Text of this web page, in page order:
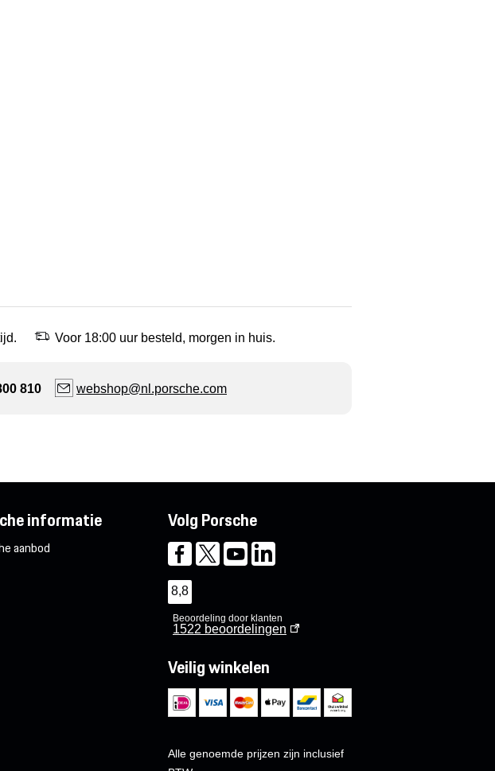
Voor 18:00 uur besteld, morgen in huis.
810 webshop@nl.porsche.com
informatie
aanbod
Volg Porsche
8,8
Beoordeling door klanten
1522 beoordelingen
Veilig winkelen
Alle genoemde prijzen zijn inclusief